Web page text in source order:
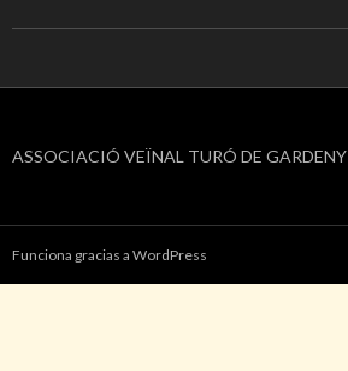
ASSOCIACIÓ VEÏNAL TURÓ DE GARDENY
Funciona gracias a WordPress